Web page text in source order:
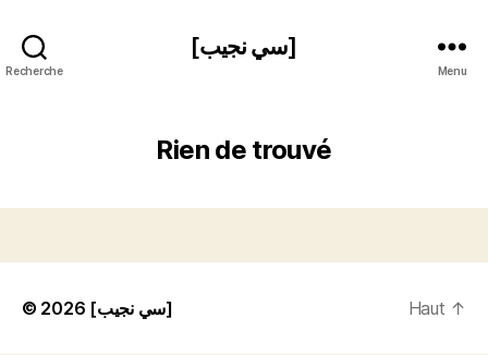
Recherche
[سي نجيب]
Menu
Rien de trouvé
© 2026 [سي نجيب] Haut ↑